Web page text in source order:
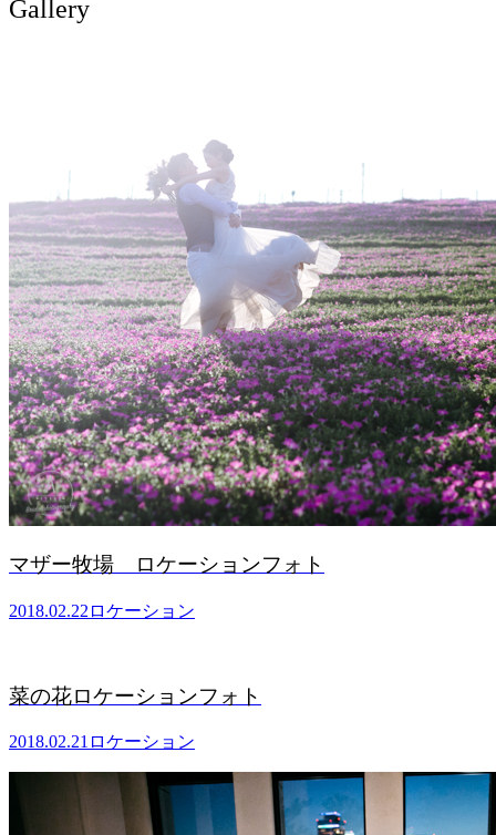
Gallery
マザー牧場 ロケーションフォト
2018.02.22 ロケーション
菜の花ロケーションフォト
2018.02.21 ロケーション